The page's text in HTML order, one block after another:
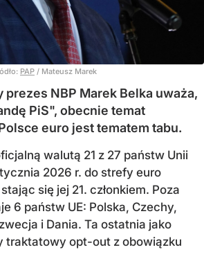
PAP / Mateusz Marek
prezes NBP Marek Belka uważa,
PiS", obecnie temat
euro jest tematem tabu.
walutą 21 z 27 państw Unii
2026 r. do strefy euro
stając się jej 21. członkiem. Poza
6 państw UE: Polska, Czechy,
i Dania. Ta ostatnia jako
traktatowy opt-out z obowiązku